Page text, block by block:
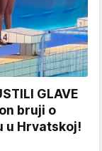
GLAVE
bruji o
u Hrvatskoj!